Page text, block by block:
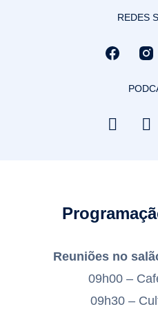
REDES
Reuniões no
09h00 –
09h30 –